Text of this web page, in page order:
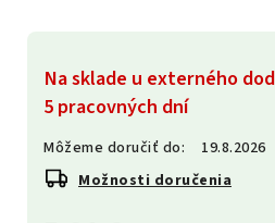
Na sklade u externého
5 pracovných dní
Môžeme doručiť do:
19.8.2026
Možnosti doručenia